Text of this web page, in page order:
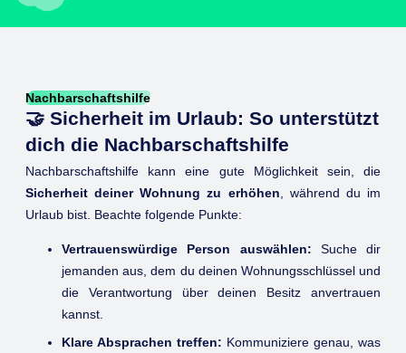
Nachbarschaftshilfe
🤝 Sicherheit im Urlaub: So unterstützt
dich die Nachbarschaftshilfe
Nachbarschaftshilfe kann eine gute Möglichkeit sein, die
Sicherheit deiner Wohnung zu erhöhen, während du im
Urlaub bist. Beachte folgende Punkte:
Vertrauenswürdige Person auswählen: Suche dir
jemanden aus, dem du deinen Wohnungsschlüssel und
die Verantwortung über deinen Besitz anvertrauen
kannst.
Klare Absprachen treffen: Kommuniziere genau, was